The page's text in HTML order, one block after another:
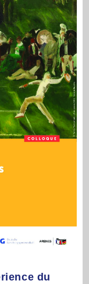
du